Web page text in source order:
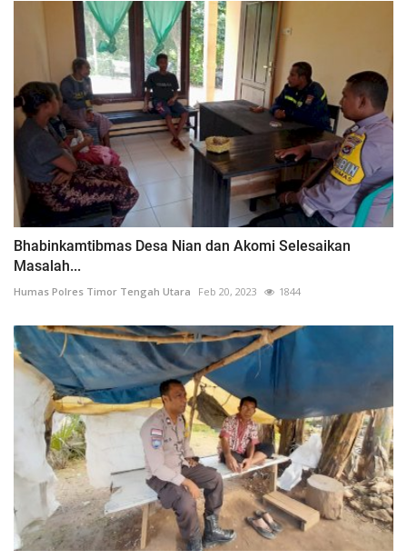
Bhabinkamtibmas Desa Nian dan Akomi Selesaikan
Masalah...
Humas Polres Timor Tengah Utara Feb 20, 2023 1844